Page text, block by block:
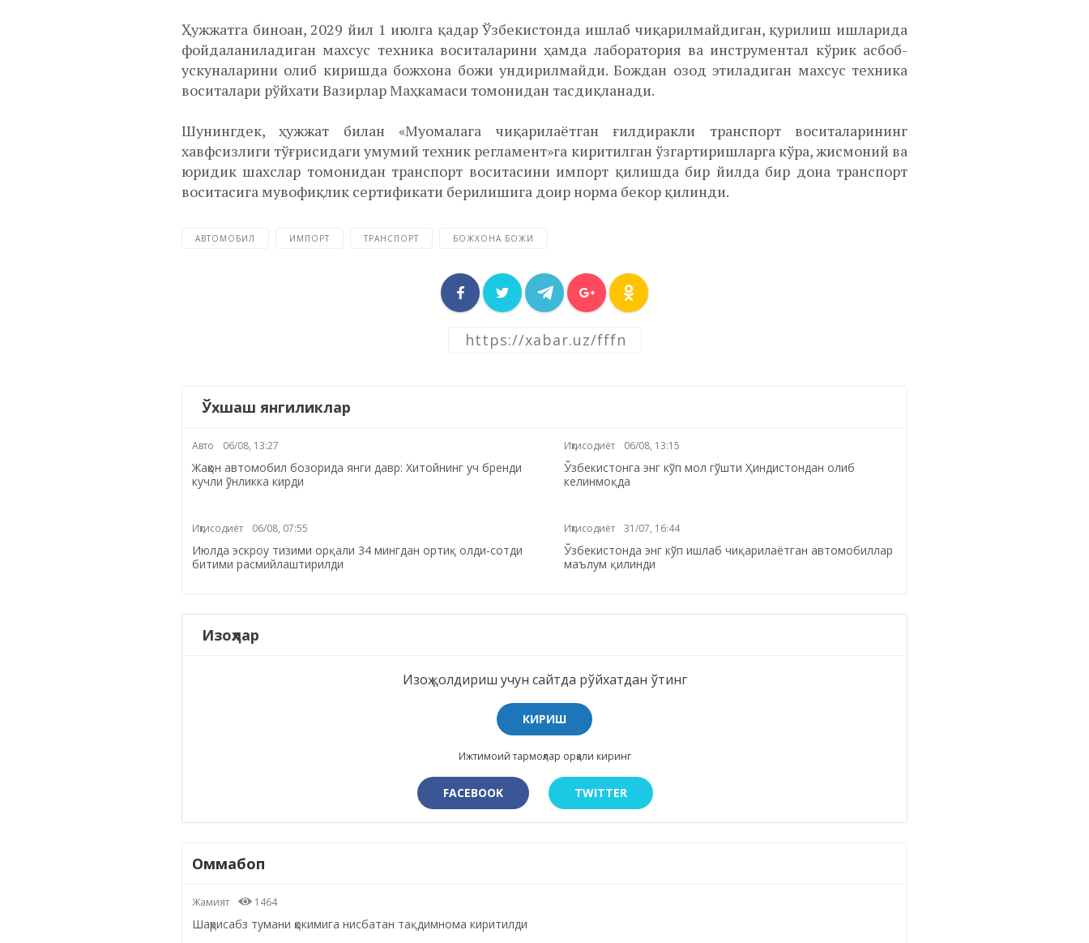
Ҳужжатга биноан, 2029 йил 1 июлга қадар Ўзбекистонда ишлаб чиқарилмайдиган, қурилиш ишларида
фойдаланиладиган махсус техника воситаларини ҳамда лаборатория ва инструментал кўрик асбоб-
ускуналарини олиб киришда божхона божи ундирилмайди. Бождан озод этиладиган махсус техника
воситалари рўйхати Вазирлар Маҳкамаси томонидан тасдиқланади.
Шунингдек, ҳужжат билан «Муомалага чиқарилаётган ғилдиракли транспорт воситаларининг
хавфсизлиги тўғрисидаги умумий техник регламент»га киритилган ўзгартиришларга кўра, жисмоний ва
юридик шахслар томонидан транспорт воситасини импорт қилишда бир йилда бир дона транспорт
воситасига мувофиқлик сертификати берилишига доир норма бекор қилинди.
АВТОМОБИЛ ИМПОРТ ТРАНСПОРТ БОЖХОНА БОЖИ
Ўхшаш янгиликлар
Авто 06/08, 13:27
Жаҳон автомобил бозорида янги давр: Хитойнинг уч бренди
кучли ўнликка кирди
Иқтисодиёт 06/08, 13:15
Ўзбекистонга энг кўп мол гўшти Ҳиндистондан олиб
келинмоқда
Иқтисодиёт 06/08, 07:55
Июлда эскроу тизими орқали 34 мингдан ортиқ олди-сотди
битими расмийлаштирилди
Иқтисодиёт 31/07, 16:44
Ўзбекистонда энг кўп ишлаб чиқарилаётган автомобиллар
маълум қилинди
Изоҳлар
Изоҳ қолдириш учун сайтда рўйхатдан ўтинг
КИРИШ
Ижтимоий тармоқлар орқали киринг
FACEBOOK TWITTER
Оммабоп
Жамият 1464
Шаҳрисабз тумани ҳокимига нисбатан тақдимнома киритилди